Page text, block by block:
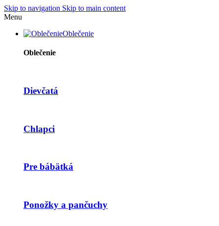
Skip to navigation Skip to main content
Menu
Oblečenie
Oblečenie
Dievčatá
Chlapci
Pre bábätká
Ponožky a pančuchy